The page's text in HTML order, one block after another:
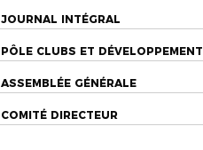
JOURNAL INTÉGRAL
PÔLE CLUBS ET DÉVELOPPEMENT
ASSEMBLÉE GÉNÉRALE
COMITÉ DIRECTEUR